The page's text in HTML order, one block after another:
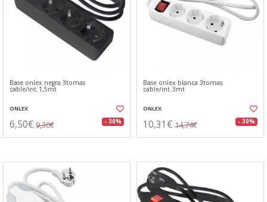
Base onlex negra 3tomas
cable/int.1,5mt
ONLEX
6,50€ 9,30€ - 30%
Base onlex blanca 3tomas
cable/int.3mt
ONLEX
10,31€ 14,74€ - 30%